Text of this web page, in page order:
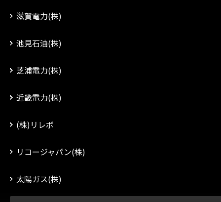
滋賀電力(株)
池見石油(株)
芝浦電力(株)
近畿電力(株)
(株)リレボ
リコージャパン(株)
太陽ガス(株)